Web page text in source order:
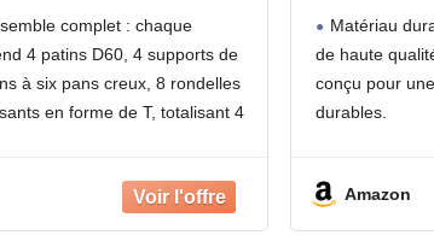
Pied En Caoutchouc
Les Chocs, 4
m12)
complet : chaque
4 patins D60, 4 supports de
à six pans creux, 8 rondelles
en forme de T, totalisant 4
avec
Matériau
de haute
conçu pour
durables.
Amazon